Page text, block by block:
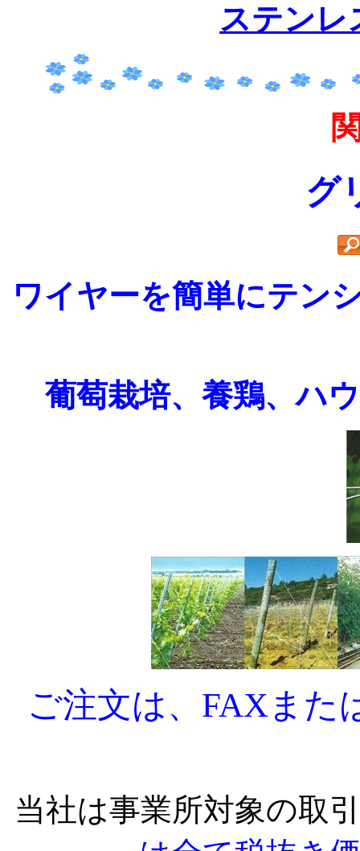
ステンレ
グ
ワイヤーを簡単にテン
葡萄栽培、養鶏、ハ
ご注文は、FAXまた
当社は事業所対象の取